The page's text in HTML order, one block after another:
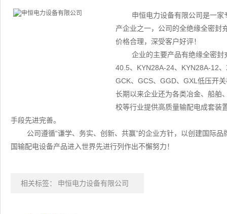
申恒电力设备有限公司是一
产企业之一，公司的全绝缘全密封
价格合理，深受客户好评！
企业的主要产品有绝缘全密
40.5、KYN28A-24、KYN28A-12
GCK、GCS、GGD、GXL低压开
长期以来企业还为各类冶金、船舶
校等行业提供高质量输配电成套装
手段先进完善。
公司遵循“谦学、务实、创新、共赢”的企业方针，以创建国际
国输配电设备产品进入世界先进行列作出不懈努力！
相关标签： 申恒电力设备有限公司